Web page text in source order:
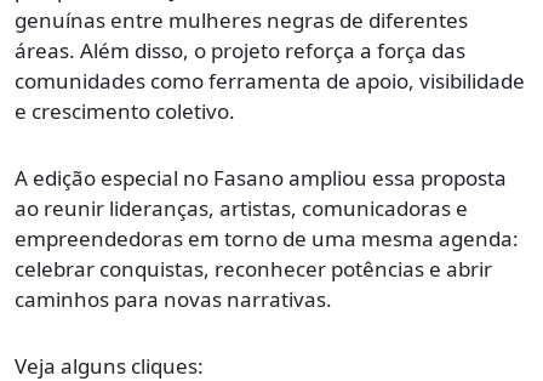
genuínas entre mulheres negras de diferentes
áreas. Além disso, o projeto reforça a força das
comunidades como ferramenta de apoio, visibilidade
e crescimento coletivo.
A edição especial no Fasano ampliou essa proposta
ao reunir lideranças, artistas, comunicadoras e
empreendedoras em torno de uma mesma agenda:
celebrar conquistas, reconhecer potências e abrir
caminhos para novas narrativas.
Veja alguns cliques: